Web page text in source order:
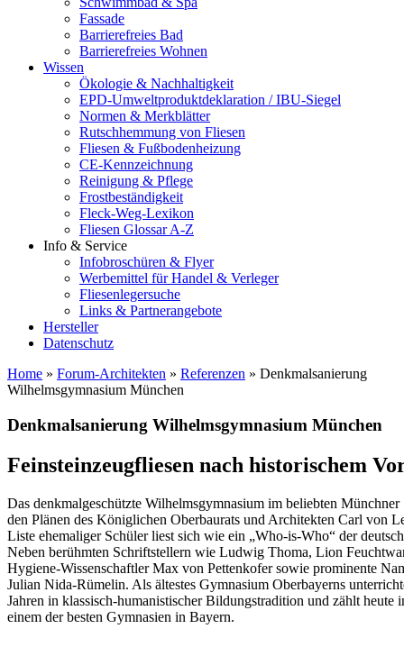
Fassade
Barrierefreies Bad
Barrierefreies Wohnen
Wissen
Ökologie & Nachhaltigkeit
EPD-Umweltproduktdeklaration / IBU-Siegel
Normen & Merkblätter
Rutschhemmung von Fliesen
Fliesen & Fußbodenheizung
CE-Kennzeichnung
Reinigung & Pflege
Frostbeständigkeit
Fleck-Weg-Lexikon
Fliesen Glossar A-Z
Info & Service
Infobroschüren & Flyer
Werbemittel für Handel & Verleger
Fliesenlegersuche
Links & Partnerangebote
Hersteller
Datenschutz
Home » Forum-Architekten » Referenzen » Denkmalsanierung
Wilhelmsgymnasium München
Denkmalsanierung Wilhelmsgymnasium München
Feinsteinzeugfliesen nach historischem
Das denkmalgeschützte Wilhelmsgymnasium im beliebten
den Plänen des Königlichen Oberbaurats und Architekten Carl von
Liste ehemaliger Schüler liest sich wie ein „Who-is-Who“ der
Neben berühmten Schriftstellern wie Ludwig Thoma, Lion
Hygiene-Wissenschaftler Max von Pettenkofer sowie prominente
Julian Nida-Rümelin. Als ältestes Gymnasium Oberbayerns
Jahren in klassisch-humanistischer Bildungstradition und zählt
einem der besten Gymnasien in Bayern.